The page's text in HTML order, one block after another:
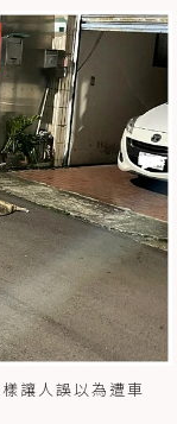
讓人誤以為遭車